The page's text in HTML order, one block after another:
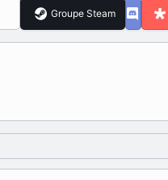
Groupe Steam